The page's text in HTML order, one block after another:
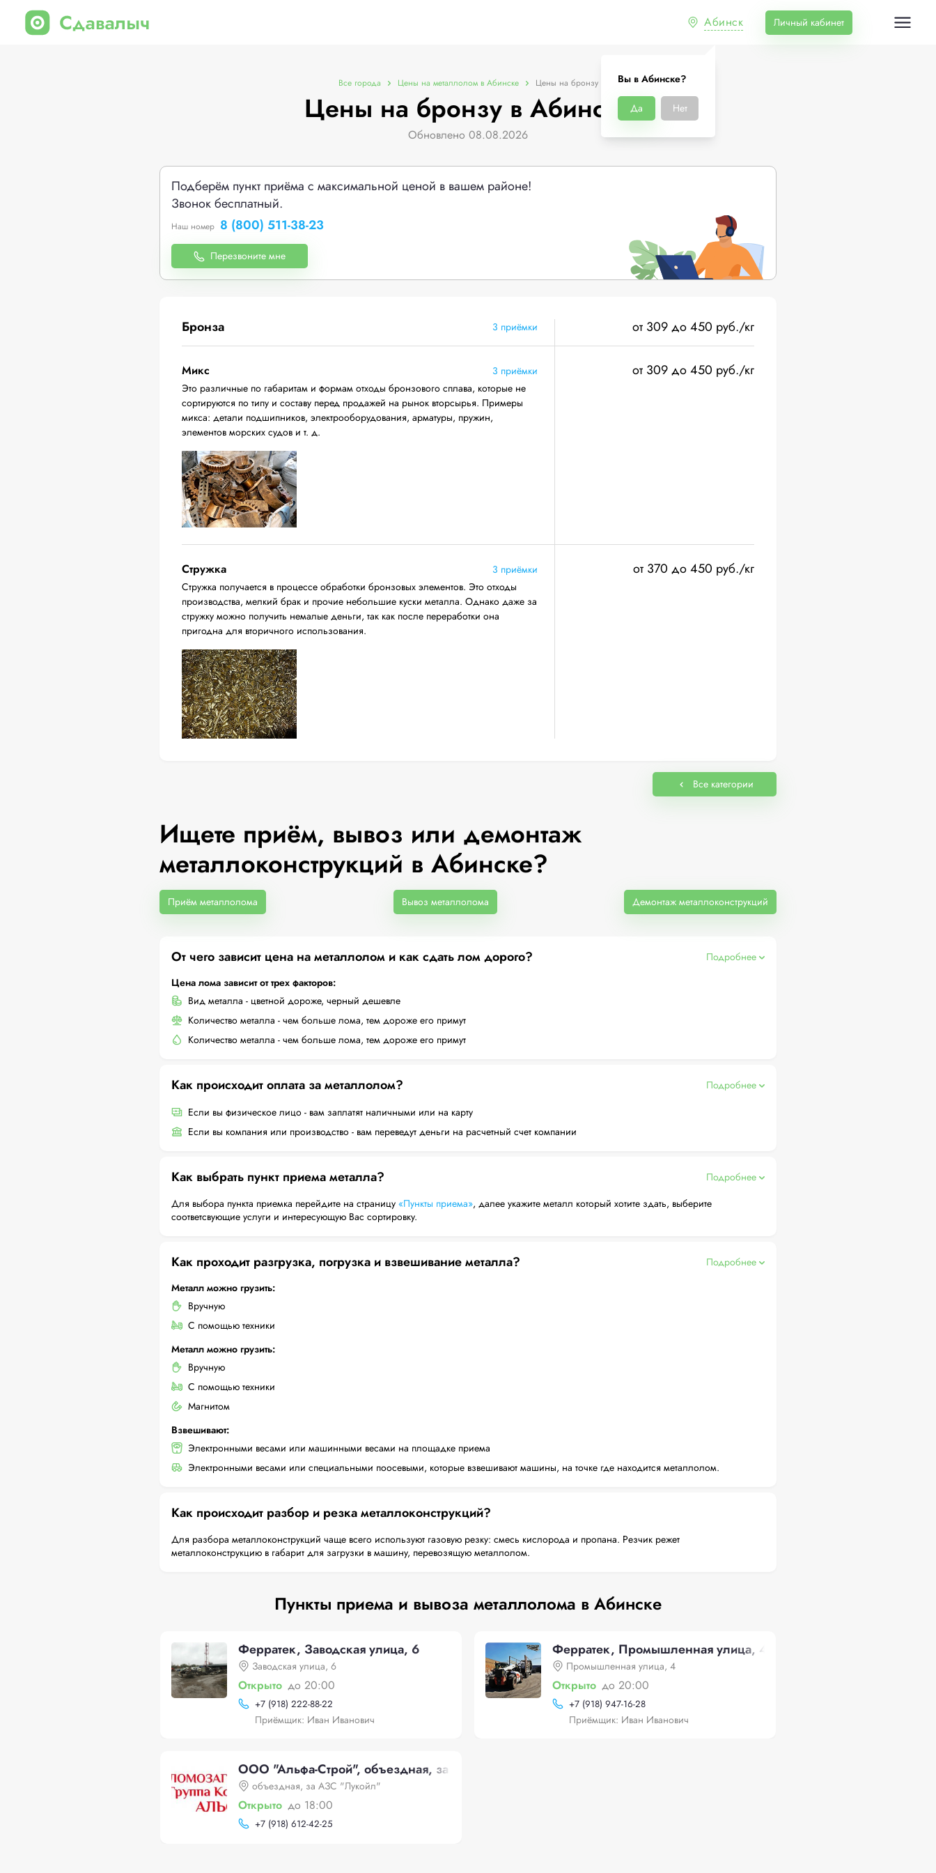
Абинск
Вы в Абинске?
Да Нет
Личный кабинет
Все города Цены на металлолом в Абинске Цены на бронзу
Цены на бронзу в Абинске
Обновлено 08.08.2026
Подберём пункт приёма с максимальной ценой в вашем районе!
Звонок бесплатный.
Наш номер 8 (800) 511-38-23
Перезвоните мне
Бронза 3 приёмки от 309 до 450 руб./кг
Микс
3 приёмки
Это различные по габаритам и формам отходы бронзового сплава, которые не
сортируются по типу и составу перед продажей на рынок вторсырья. Примеры
микса: детали подшипников, электрооборудования, арматуры, пружин,
элементов морских судов и т. д.
от 309 до 450 руб./кг
Стружка
3 приёмки
Стружка получается в процессе обработки бронзовых элементов. Это отходы
производства, мелкий брак и прочие небольшие куски металла. Однако даже за
стружку можно получить немалые деньги, так как после переработки она
пригодна для вторичного использования.
от 370 до 450 руб./кг
Все категории
Ищете приём, вывоз или демонтаж
металлоконструкций в Абинске?
Приём металлолома Вывоз металлолома Демонтаж металлоконструкций
От чего зависит цена на металлолом и как сдать лом дорого?
Подробнее
Цена лома зависит от трех факторов:
Вид металла - цветной дороже, черный дешевле
Количество металла - чем больше лома, тем дороже его примут
Количество металла - чем больше лома, тем дороже его примут
Как происходит оплата за металлолом?
Подробнее
Если вы физическое лицо - вам заплатят наличными или на карту
Если вы компания или производство - вам переведут деньги на расчетный счет компании
Как выбрать пункт приема металла?
Подробнее
Для выбора пункта приемка перейдите на страницу «Пункты приема», далее укажите металл который хотите здать, выберите
соответсвующие услуги и интересующую Вас сортировку.
Как проходит разгрузка, погрузка и взвешивание металла?
Подробнее
Металл можно грузить:
Вручную
С помощью техники
Металл можно грузить:
Вручную
С помощью техники
Магнитом
Взвешивают:
Электронными весами или машинными весами на площадке приема
Электронными весами или специальными поосевыми, которые взвешивают машины, на точке где находится металлолом.
Как происходит разбор и резка металлоконструкций?
Для разбора металлоконструкций чаще всего используют газовую резку: смесь кислорода и пропана. Резчик режет
металлоконструкцию в габарит для загрузки в машину, перевозящую металлолом.
Пункты приема и вывоза металлолома в Абинске
Ферратек, Заводская улица, 6
Заводская улица, 6
Открыто до 20:00
+7 (918) 222-88-22
Приёмщик: Иван Иванович
Ферратек, Промышленная улица, 4
Промышленная улица, 4
Открыто до 20:00
+7 (918) 947-16-28
Приёмщик: Иван Иванович
ООО "Альфа-Строй", объездная, за АЗС "Лукойл"
объездная, за АЗС "Лукойл"
Открыто до 18:00
+7 (918) 612-42-25